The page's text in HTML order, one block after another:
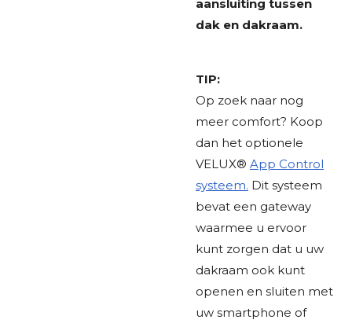
aansluiting tussen
dak en dakraam.
TIP:
Op zoek naar nog
meer comfort? Koop
dan het optionele
VELUX® App Control
systeem. Dit systeem
bevat een gateway
waarmee u ervoor
kunt zorgen dat u uw
dakraam ook kunt
openen en sluiten met
uw smartphone of